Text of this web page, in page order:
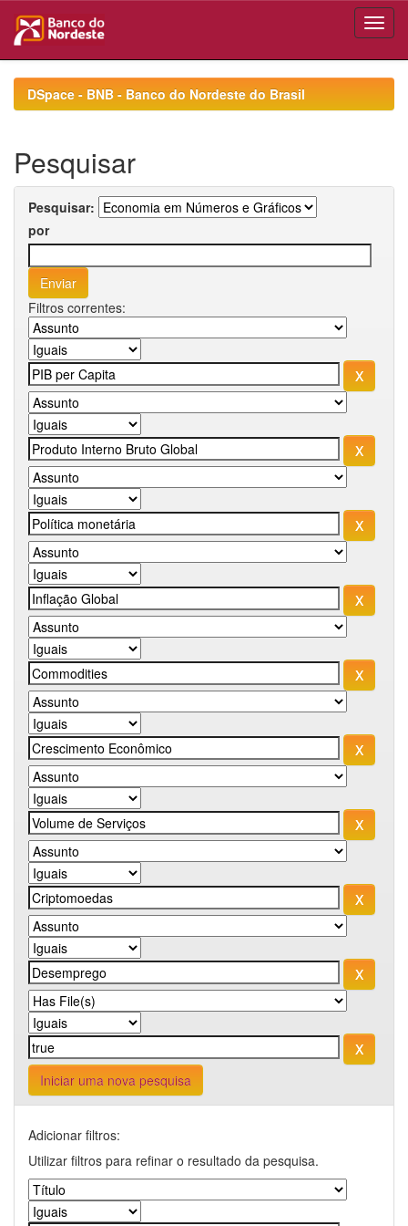
navigationDSpace - BNB - Banco do Nordeste do Brasil
Pesquisar
Pesquisar:
por
Filtros correntes:
Iniciar uma nova pesquisa
Adicionar filtros:
Utilizar filtros para refinar o resultado da pesquisa.